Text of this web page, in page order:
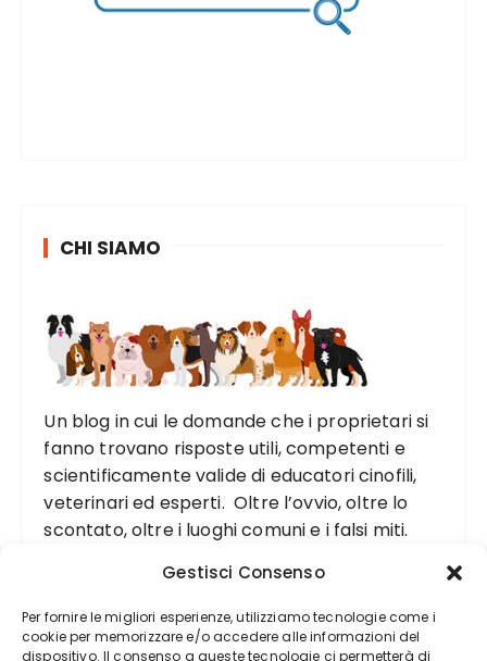
Gestisci Consenso
Per fornire le migliori esperienze, utilizziamo tecnologie come i
cookie per memorizzare e/o accedere alle informazioni del
dispositivo. Il consenso a queste tecnologie ci permetterà di
CHI SIAMO
Un blog in cui le domande che i proprietari si
fanno trovano risposte utili, competenti e
scientificamente valide di educatori cinofili,
veterinari ed esperti. Oltre l’ovvio, oltre lo
scontato, oltre i luoghi comuni e i falsi miti.